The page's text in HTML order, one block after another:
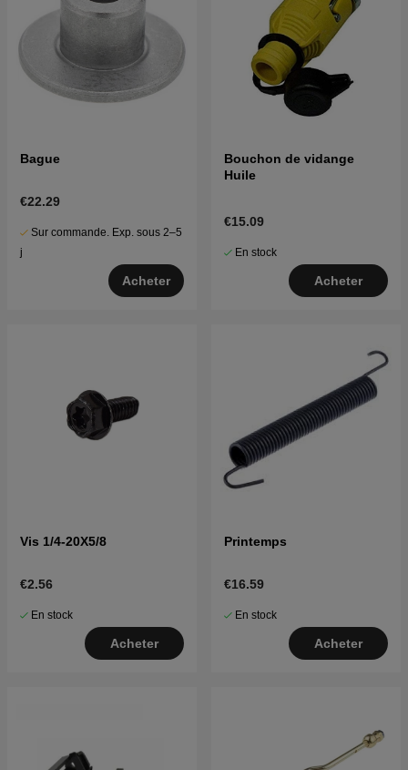
Bague
€22.29
Sur commande. Exp. sous 2–5
j
Acheter
Bouchon de vidange
Huile
€15.09
En stock
Acheter
Vis 1/4-20X5/8
€2.56
En stock
Acheter
Printemps
€16.59
En stock
Acheter